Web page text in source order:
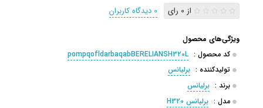
از 0 رای 0 دیدگاه کاربران
ویژگی‌های محصول
کد محصول : pompqofldarbaqabBERELIANSH320L
تولیدکننده : برلیانس
برند : برلیانس
مدل : برلیانس H320